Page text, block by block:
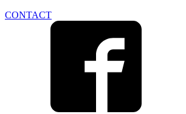
CONTACT